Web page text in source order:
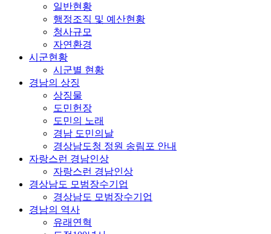
일반현황
행정조직 및 예산현황
청사규모
자연환경
시군현황
시군별 현황
경남의 상징
상징물
도민헌장
도민의 노래
경남 도민의날
경상남도청 정원 송림포 안내
자랑스런 경남인상
자랑스런 경남인상
경상남도 모범장수기업
경상남도 모범장수기업
경남의 역사
유래연혁